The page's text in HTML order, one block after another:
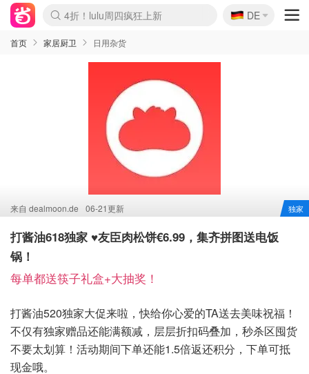
Boticinal 夏促开抢！
4折！lulu周四疯狂上新
还没结束！&OtherStories大促
Joybuy变相75折 随时失效
速领！Stanley独家85折
疑似霸哥！Camper额外叠85折
Zalando 奥莱闪促！每日更新
Moncler反季囤！5折起+叠9折
Coach Brooklyn仅€192
🇩🇪
DE
首页 家居厨卫 日用杂货
来自 dealmoon.de 06-21更新 独家
打酱油618独家 ♥️友臣肉松饼€6.99，集齐拼图送电饭
锅！
每单都送筷子礼盒+大抽奖！
打酱油520独家大促来啦，快给你心爱的TA送去美味祝福！
不仅有独家赠品还能满额减，层层折扣码叠加，秒杀区囤货
不要太划算！活动期间下单还能1.5倍返还积分，下单可抵
现金哦。